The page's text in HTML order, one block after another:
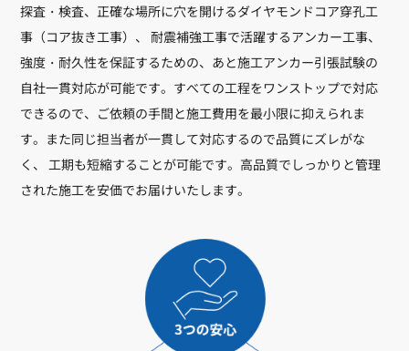
探査・検査、正確な場所に穴を開けるダイヤモンドコア穿孔工
事（コア抜き工事）、 耐震補強工事で活躍するアンカー工事、
強度・耐久性を保証するための、あと施工アンカー引張試験の
自社一貫対応が可能です。すべての工程をワンストップで対応
できるので、ご依頼の手間と施工費用を最小限に抑えられま
す。また同じ担当者が一貫して対応するので品質にズレがな
く、 工期も短縮することが可能です。高品質でしっかりと管理
された施工を安価でお届けいたします。